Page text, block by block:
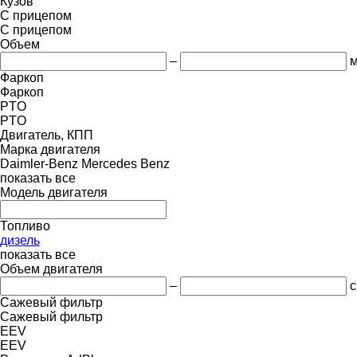
С прицепом
С прицепом
Объем
–
Фаркоп
Фаркоп
PTO
PTO
Двигатель, КПП
Марка двигателя
Daimler-Benz Mercedes Benz
показать все
Модель двигателя
Топливо
дизель
показать все
Объем двигателя
–
Сажевый фильтр
Сажевый фильтр
EEV
EEV